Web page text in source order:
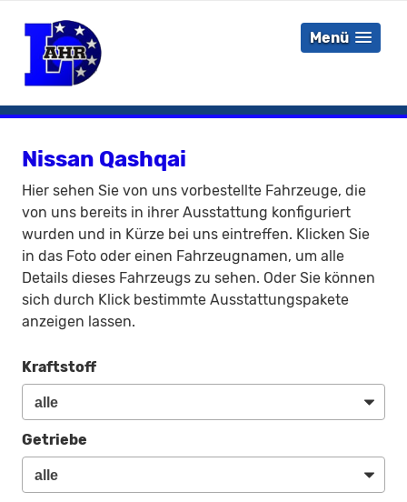
Menü
Nissan Qashqai
Hier sehen Sie von uns vorbestellte Fahrzeuge, die
von uns bereits in ihrer Ausstattung konfiguriert
wurden und in Kürze bei uns eintreffen. Klicken Sie
in das Foto oder einen Fahrzeugnamen, um alle
Details dieses Fahrzeugs zu sehen. Oder Sie können
sich durch Klick bestimmte Ausstattungspakete
anzeigen lassen.
Kraftstoff
Getriebe